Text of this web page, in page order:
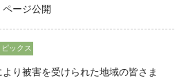
ページ公開
ピックス
り被害を受けられた地域の皆さま